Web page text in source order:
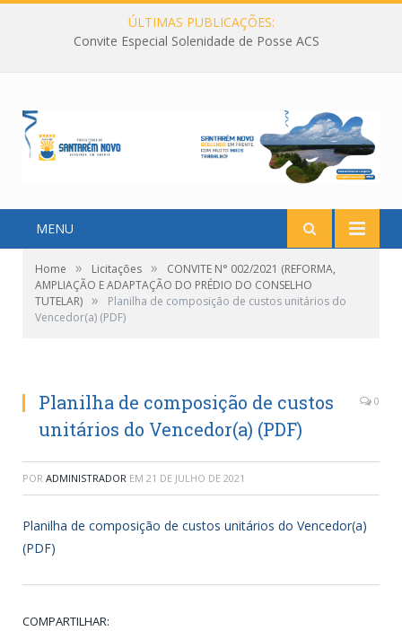
ÚLTIMAS PUBLICAÇÕES:
Convite Especial Solenidade de Posse ACS
MENU
Home » Licitações »
CONVITE N° 002/2021 (REFORMA,
AMPLIAÇÃO E ADAPTAÇÃO DO PRÉDIO DO CONSELHO
TUTELAR) »
Planilha de composição de custos unitários do
Vencedor(a) (PDF)
Planilha de composição de custos
unitários do Vencedor(a) (PDF)
0
POR ADMINISTRADOR EM 21 DE JULHO DE 2021
Planilha de composição de custos unitários do Vencedor(a)
(PDF)
COMPARTILHAR: